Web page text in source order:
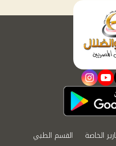
youtube
instagram
الخاصة القسم الطبي